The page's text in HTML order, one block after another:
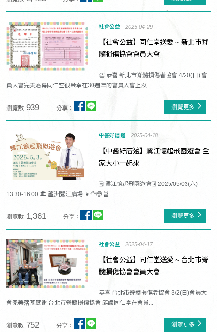
社會公益 2025-04-29
【社會公益】同仁堂送愛 ~ 新北市脊
髓損傷協會會員大會
👏 恭喜 新北市脊髓損傷者協會 4/20(日) 會
員大會完美落幕同仁堂很榮幸在30週年的會員大會上沒...
瀏覽數 939 分享： 瀏覽更多
中醫好厝邊 2025-04-18
【中醫好厝邊】鷺江憶起飛園遊會 全
家大小一起來
🗒️ 鷺江憶起飛園遊會🗓️ 2025/05/03(六)
13:30-16:00 🏛️ 蘆洲鷺江廣場 👩‍🦳🧓 當...
瀏覽數 1,361 分享： 瀏覽更多
社會公益 2025-04-17
【社會公益】同仁堂送愛 ~ 台北市脊
髓損傷協會會員大會
恭喜 台北市脊髓損傷者協會 3/2(日)會員大
會完美落幕感謝 台北市脊髓損傷協會 能讓同仁堂在會員...
瀏覽數 752 分享： 瀏覽更多